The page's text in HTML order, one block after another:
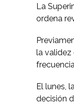
La
ordena
la validez
El lunes,
decisión